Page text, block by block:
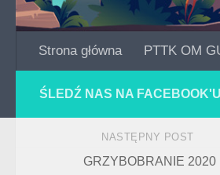
Strona główna PTTK OM
ŚLEDŹ NAS NA
NASTĘPNY POST
GRZYBOBRANIE 2020